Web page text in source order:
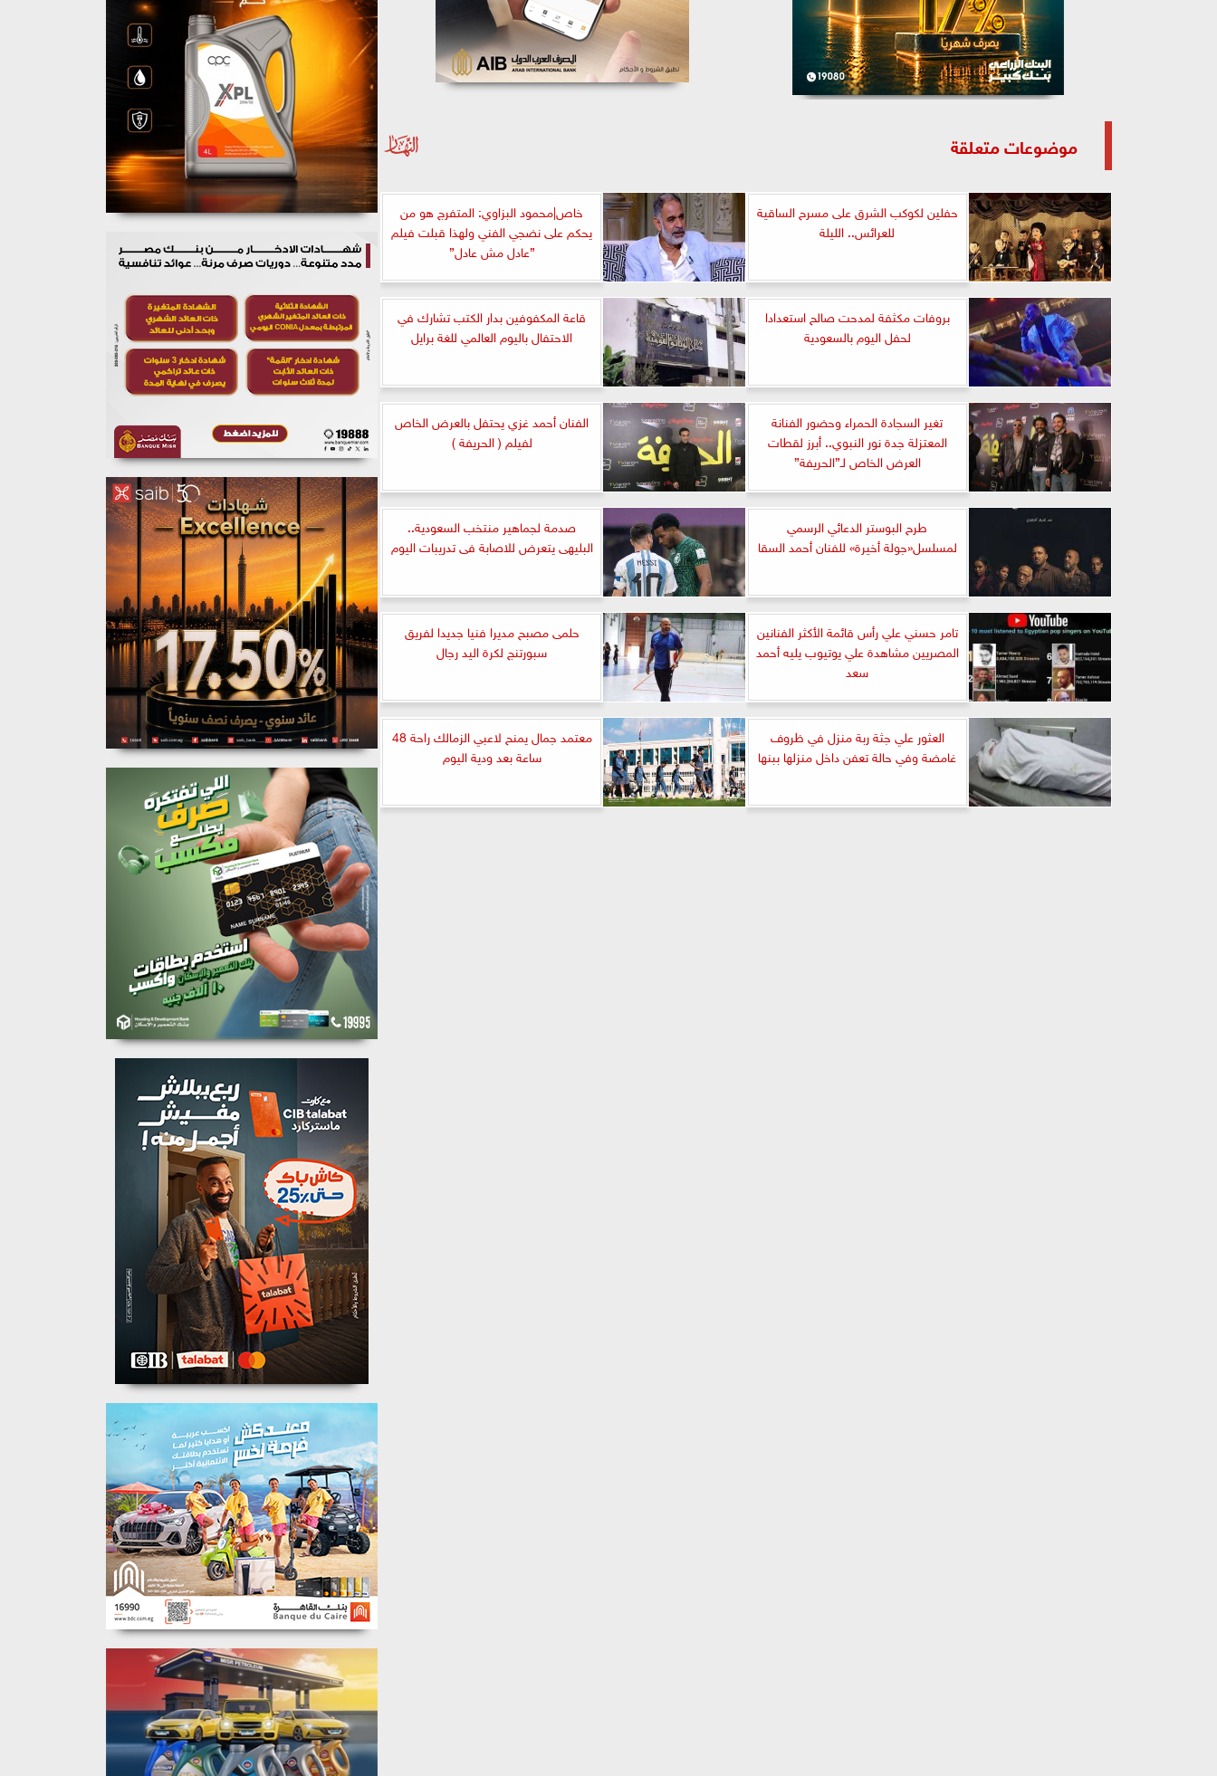
موضوعات متعلقة
حفلين لكوكب الشرق على مسرح الساقية
للعرائس.. الليلة
خاص|محمود البزاوي: المتفرج هو من
يحكم على نضجي الفني ولهذا قبلت فيلم
”عادل مش عادل”
بروفات مكثفة لمدحت صالح استعدادا
لحفل اليوم بالسعودية
قاعة المكفوفين بدار الكتب تشارك في
الاحتفال باليوم العالمي للغة برايل
تغير السجادة الحمراء وحضور الفنانة
المعتزلة جدة نور النبوي.. أبرز لقطات
العرض الخاص لـ”الحريفة”
الفنان أحمد غزي يحتفل بالعرض الخاص
لفيلم ( الحريفة )
طرح البوستر الدعائي الرسمي
لمسلسل«جولة أخيرة» للفنان أحمد السقا
صدمة لجماهير منتخب السعودية..
البليهى يتعرض للاصابة فى تدريبات اليوم
تامر حسني علي رأس قائمة الأكثر الفنانين
المصريين مشاهدة علي يوتيوب يليه أحمد
سعد
حلمى مصبح مديرا فنيا جديدا لفريق
سبورتنج لكرة اليد رجال
العثور علي جثة ربة منزل في ظروف
غامضة وفي حالة تعفن داخل منزلها ببنها
معتمد جمال يمنح لاعبي الزمالك راحة 48
ساعة بعد ودية اليوم